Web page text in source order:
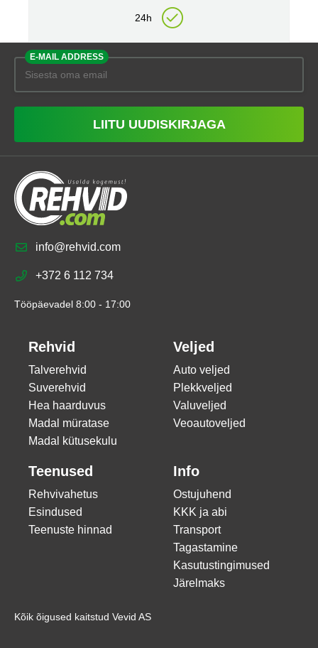
24h
E-MAIL ADDRESS
LIITU UUDISKIRJAGA
info@rehvid.com
+372 6 112 734
Tööpäevadel 8:00 - 17:00
Rehvid
Talverehvid
Suverehvid
Hea haarduvus
Madal müratase
Madal kütusekulu
Veljed
Auto veljed
Plekkveljed
Valuveljed
Veoautoveljed
Teenused
Rehvivahetus
Esindused
Teenuste hinnad
Info
Ostujuhend
KKK ja abi
Transport
Tagastamine
Kasutustingimused
Järelmaks
Kõik õigused kaitstud Vevid AS